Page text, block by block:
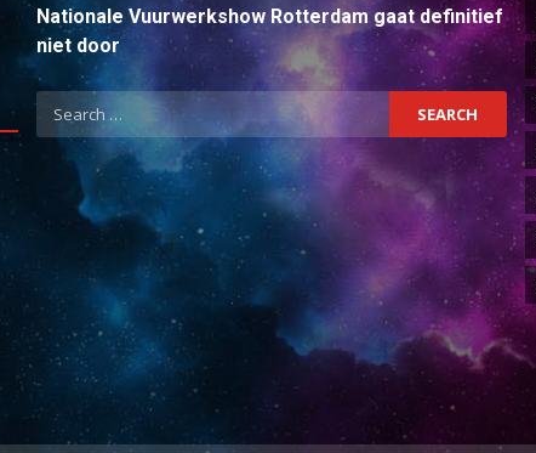
Nationale Vuurwerkshow Rotterdam gaat definitief
niet door
Search
for: